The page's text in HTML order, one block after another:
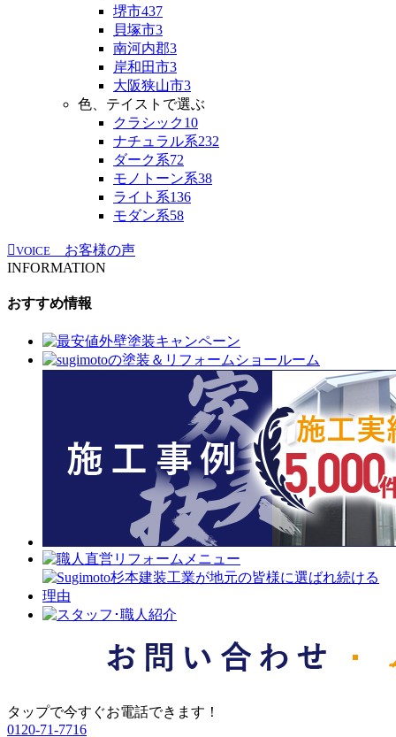
堺市437
貝塚市3
南河内郡3
岸和田市3
大阪狭山市3
色、テイストで選ぶ
クラシック10
ナチュラル系232
ダーク系72
モノトーン系38
ライト系136
モダン系58
VOICE
お客様の声
INFORMATION
おすすめ情報
タップで今すぐお電話できます！
0120-71-7716